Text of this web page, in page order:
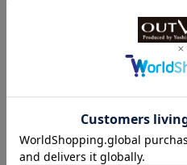
話題のトピ
【ゼニス新作速報】600m
タンケース、最強級のダイ